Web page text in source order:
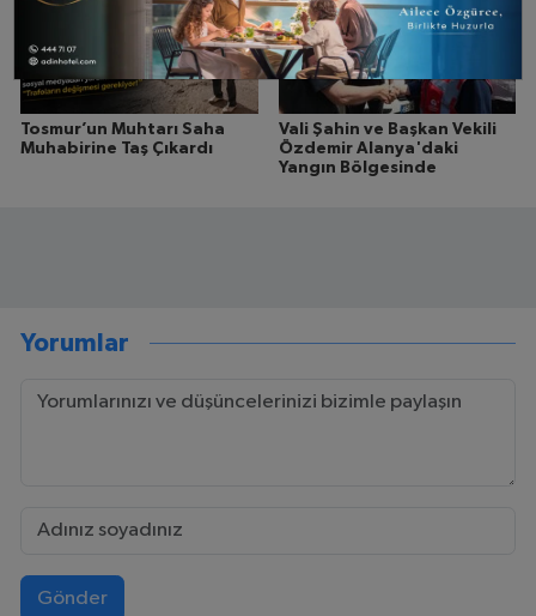
Tosmur’un Muhtarı Saha
Muhabirine Taş Çıkardı
Vali Şahin ve Başkan Vekili
Özdemir Alanya'daki
Yangın Bölgesinde
Yorumlar
Gönder